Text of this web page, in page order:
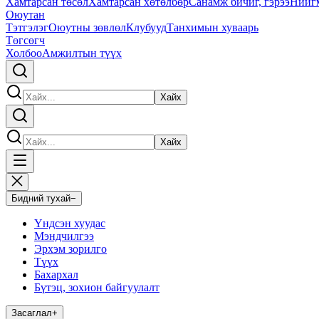
Оюутан
ТэтгэлэгОюутны зөвлөлКлубуудТанхимын хуваарь
Төгсөгч
ХолбооАмжилтын түүх
Хайх
Хайх
Бидний тухай−
Үндсэн хуудас
Мэндчилгээ
Эрхэм зорилго
Түүх
Бахархал
Бүтэц, зохион байгуулалт
Засаглал+